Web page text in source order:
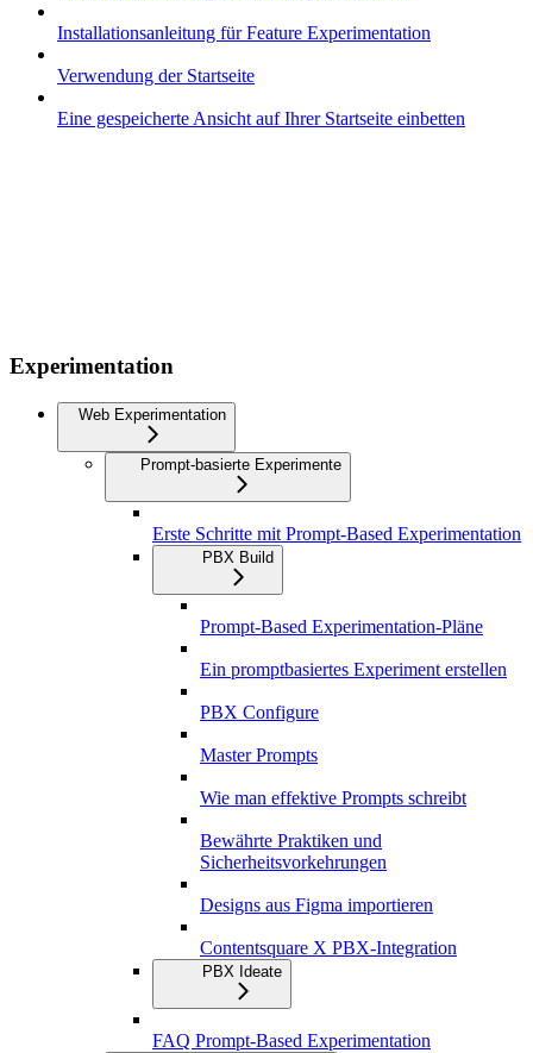
Installationsanleitung für Feature Experimentation
Verwendung der Startseite
Eine gespeicherte Ansicht auf Ihrer Startseite einbetten
Experimentation
Web Experimentation
Prompt-basierte Experimente
Erste Schritte mit Prompt-Based Experimentation
PBX Build
Prompt-Based Experimentation-Pläne
Ein promptbasiertes Experiment erstellen
PBX Configure
Master Prompts
Wie man effektive Prompts schreibt
Bewährte Praktiken und
Sicherheitsvorkehrungen
Designs aus Figma importieren
Contentsquare X PBX-Integration
PBX Ideate
FAQ Prompt-Based Experimentation